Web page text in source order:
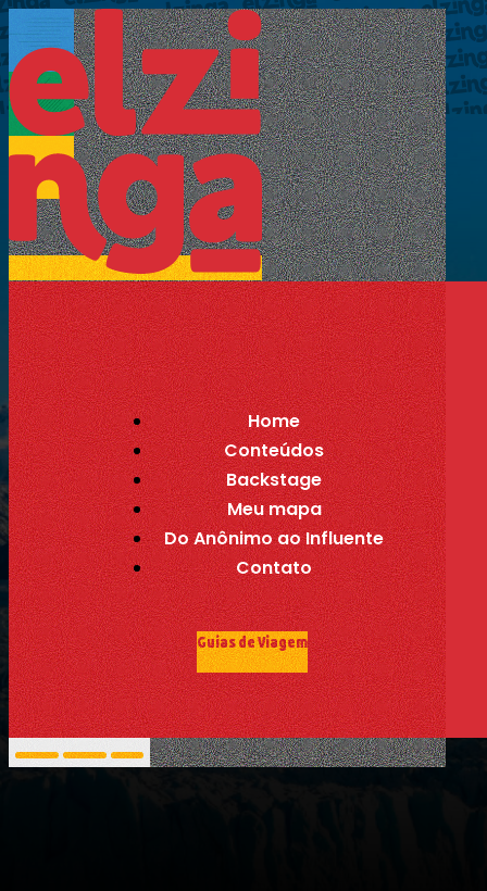
Home
Conteúdos
Backstage
Meu mapa
Do Anônimo ao Influente
Contato
Guias de Viagem